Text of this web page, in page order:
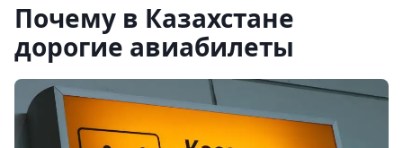
Почему в Казахстане
дорогие авиабилеты